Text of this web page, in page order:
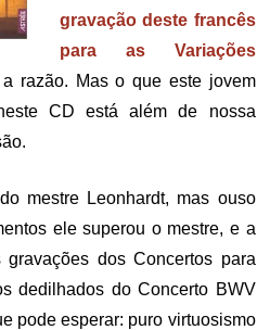
gravação deste francês
para as Variações
razão. Mas o que este jovem
CD está além de nossa
mestre Leonhardt, mas ouso
ele superou o mestre, e a
dos Concertos para
dedilhados do Concerto BWV
pode esperar: puro virtuosismo